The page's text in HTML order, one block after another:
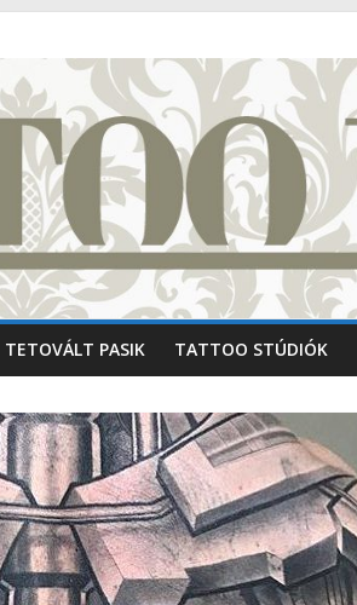
TETOVÁLT PASIK TATTOO STÚDIÓK